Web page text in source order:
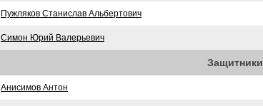
Пужляков Станислав Альбертович
Симон Юрий Валерьевич
Защитники
Анисимов Антон